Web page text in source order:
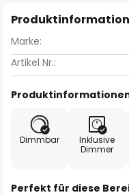
Marke:
Artikel Nr.:
Dimmbar
Inklusive
Dimmer
Perfekt für diese